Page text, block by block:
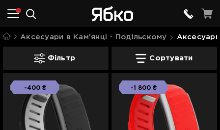
Аксесуари в Кам'янці - Подільскому
Аксесуари для Whoop в Кам'янці -
Фільтр Сортувати
-400 ₴ -1 800 ₴